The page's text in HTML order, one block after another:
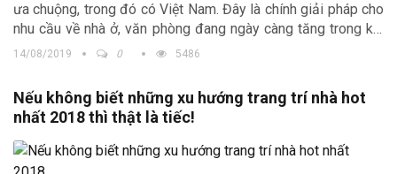
ưa chuộng, trong đó có Việt Nam. Đây là chính giải pháp cho
nhu cầu về nhà ở, văn phòng đang ngày càng tăng trong khi
quỹ đất chia đầu người ngày một giảm, nhất là tại các thành
điểm gì? Cùng tìm hiểu những thông tin thú vị do Trịnh Gia
tổng hợp sau đây nhé.
14/08/2019 0 5486
Nếu không biết những xu hướng trang trí nhà hot
nhất 2018 thì thật là tiếc!